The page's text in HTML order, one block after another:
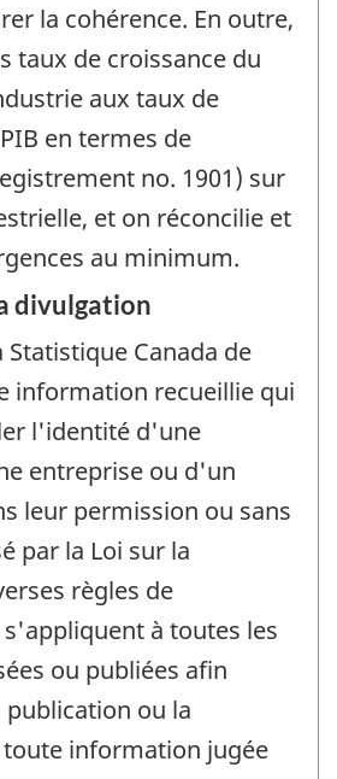
la cohérence. En outre,
taux de croissance du
aux taux de
en termes de
no. 1901) sur
et on réconcilie et
au minimum.
divulgation
Canada de
information recueillie qui
l'identité d'une
entreprise ou d'un
leur permission ou sans
par la Loi sur la
règles de
à toutes les
ou publiées afin
ou la
information jugée